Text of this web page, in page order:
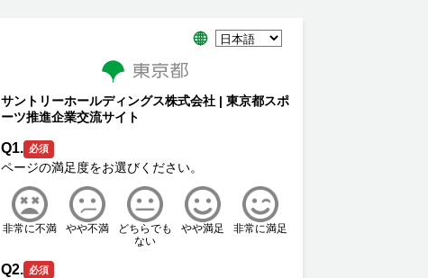
サントリーホールディングス株式会社 | 東京都スポ
ーツ推進企業交流サイト
Q1. 必須
非常に不満 やや不満
どちらでも
ない
やや満足 非常に満足
Q2. 必須